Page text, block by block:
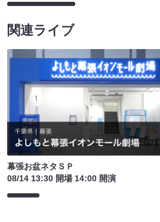
関連ライブ
幕張お盆ネタＳＰ
08/14 13:30 開場 14:00 開演